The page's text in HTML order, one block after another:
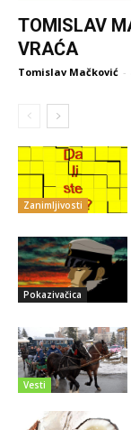
TOMISLAV
VRAĆA
Tomislav Mačković -
Zanimljivosti
Pokazivačica
Vesti